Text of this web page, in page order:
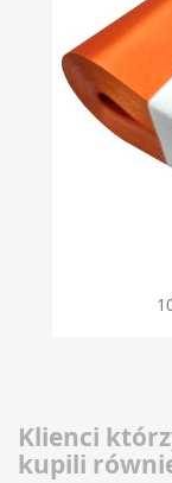
Klienci
kupili